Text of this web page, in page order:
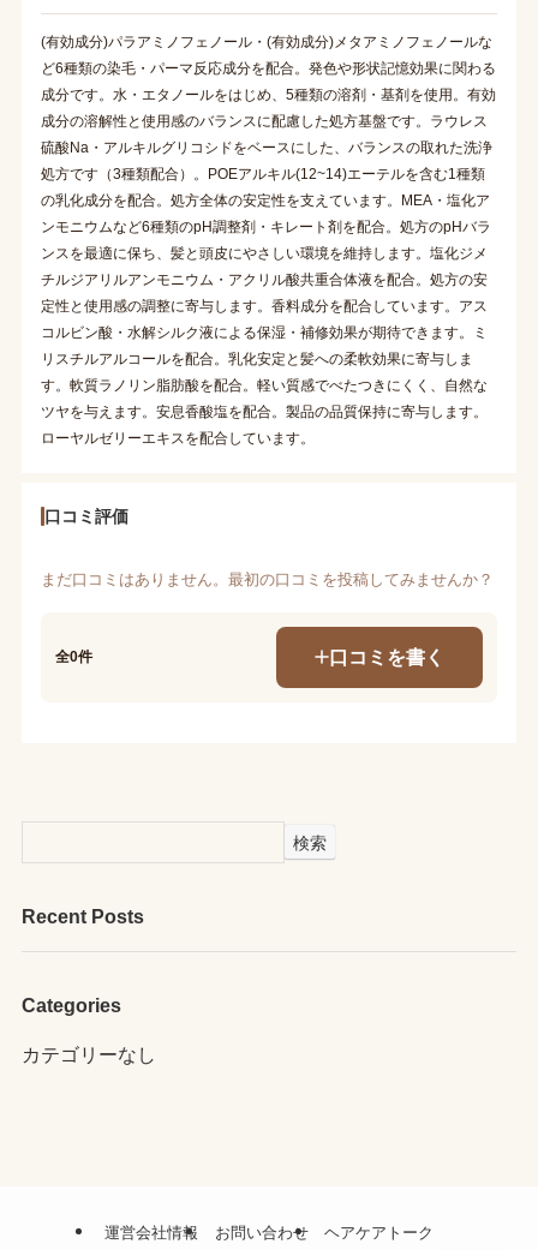
(有効成分)パラアミノフェノール・(有効成分)メタアミノフェノールな
ど6種類の染毛・パーマ反応成分を配合。発色や形状記憶効果に関わる
成分です。水・エタノールをはじめ、5種類の溶剤・基剤を使用。有効
成分の溶解性と使用感のバランスに配慮した処方基盤です。ラウレス
硫酸Na・アルキルグリコシドをベースにした、バランスの取れた洗浄
処方です（3種類配合）。POEアルキル(12~14)エーテルを含む1種類
の乳化成分を配合。処方全体の安定性を支えています。MEA・塩化ア
ンモニウムなど6種類のpH調整剤・キレート剤を配合。処方のpHバラ
ンスを最適に保ち、髪と頭皮にやさしい環境を維持します。塩化ジメ
チルジアリルアンモニウム・アクリル酸共重合体液を配合。処方の安
定性と使用感の調整に寄与します。香料成分を配合しています。アス
コルビン酸・水解シルク液による保湿・補修効果が期待できます。ミ
リスチルアルコールを配合。乳化安定と髪への柔軟効果に寄与しま
す。軟質ラノリン脂肪酸を配合。軽い質感でべたつきにくく、自然な
ツヤを与えます。安息香酸塩を配合。製品の品質保持に寄与します。
ローヤルゼリーエキスを配合しています。
口コミ評価
まだ口コミはありません。最初の口コミを投稿してみませんか？
全0件 口コミを書く
検索
Recent Posts
Categories
カテゴリーなし
運営会社情報 お問い合わせ ヘアケアトーク